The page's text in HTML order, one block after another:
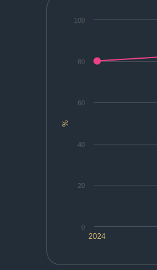
%
2024
0
20
40
60
80
100